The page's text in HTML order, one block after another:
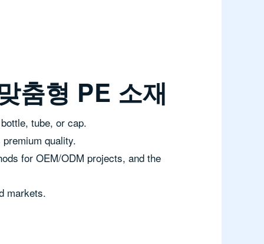
춤형 PE 소재
tube, or cap.
quality.
for OEM/ODM projects, and the
markets.